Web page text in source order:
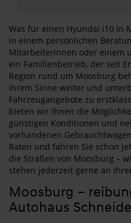
Was für einen Hyundai i10 in
in einem persönlichen
Mitarbeiterinnen oder einem
ein Familienbetrieb, der seit
Region rund um Moosburg
Ihrem Sinne weiter und
Fahrzeugangebote zu
bieten wir Ihnen die
günstigen Konditionen und
vorhandenen
Raten und fahren Sie schon
die Straßen von Moosburg –
stehen jederzeit gerne an
Moosburg –
Autohaus